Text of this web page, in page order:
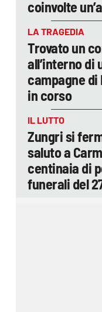
coinvolte
LA TRAGEDIA
Trovato un
all’interno di
campagne
in corso
IL LUTTO
Zungri si
saluto a
centinaia di
funerali del